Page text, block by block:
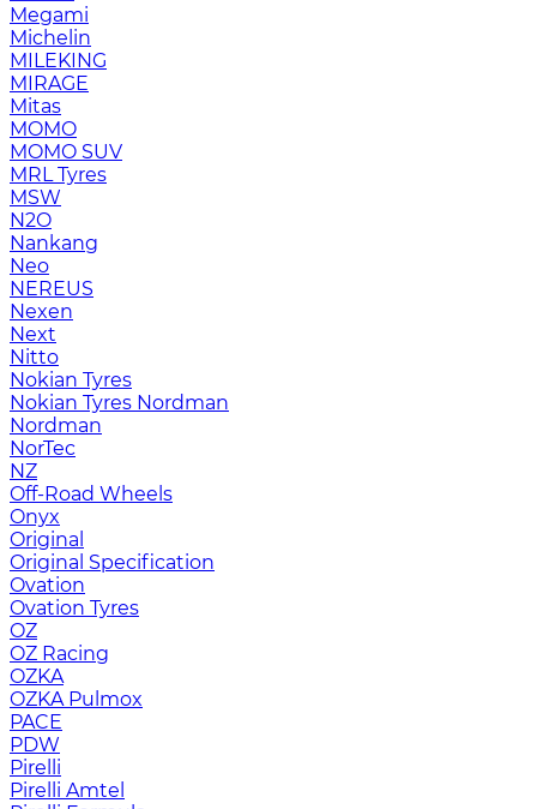
Megami
Michelin
MILEKING
MIRAGE
Mitas
MOMO
MOMO SUV
MRL Tyres
MSW
N2O
Nankang
Neo
NEREUS
Nexen
Next
Nitto
Nokian Tyres
Nokian Tyres Nordman
Nordman
NorTec
NZ
Off-Road Wheels
Onyx
Original
Original Specification
Ovation
Ovation Tyres
OZ
OZ Racing
OZKA
OZKA Pulmox
PACE
PDW
Pirelli
Pirelli Amtel